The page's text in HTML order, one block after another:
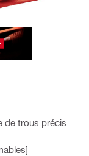
de trous précis